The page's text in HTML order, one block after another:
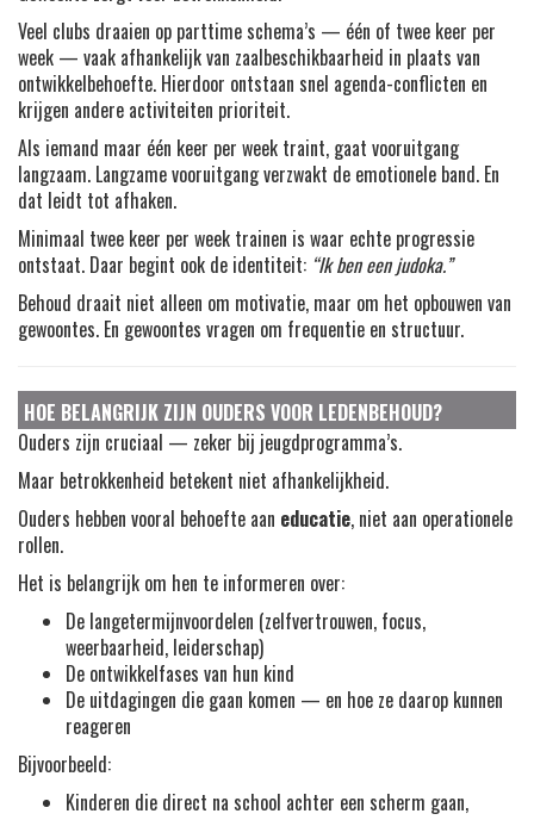
Veel clubs draaien op parttime schema’s — één of twee keer per
week — vaak afhankelijk van zaalbeschikbaarheid in plaats van
ontwikkelbehoefte. Hierdoor ontstaan snel agenda-conflicten en
krijgen andere activiteiten prioriteit.
Als iemand maar één keer per week traint, gaat vooruitgang
langzaam. Langzame vooruitgang verzwakt de emotionele band. En
dat leidt tot afhaken.
Minimaal twee keer per week trainen is waar echte progressie
ontstaat. Daar begint ook de identiteit: “Ik ben een judoka.”
Behoud draait niet alleen om motivatie, maar om het opbouwen van
gewoontes. En gewoontes vragen om frequentie en structuur.
HOE BELANGRIJK ZIJN OUDERS VOOR LEDENBEHOUD?
Ouders zijn cruciaal — zeker bij jeugdprogramma’s.
Maar betrokkenheid betekent niet afhankelijkheid.
Ouders hebben vooral behoefte aan educatie, niet aan operationele
rollen.
Het is belangrijk om hen te informeren over:
De langetermijnvoordelen (zelfvertrouwen, focus,
weerbaarheid, leiderschap)
De ontwikkelfases van hun kind
De uitdagingen die gaan komen — en hoe ze daarop kunnen
reageren
Bijvoorbeeld:
Kinderen die direct na school achter een scherm gaan,